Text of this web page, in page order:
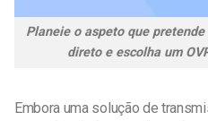
Planeie o aspeto que
direto e escolha um
Embora uma solução de